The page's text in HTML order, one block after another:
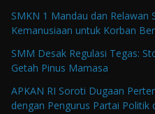
SMKN 1 Mandau dan Relawan
Kemanusiaan untuk Korban
SMM Desak Regulasi Tegas:
Getah Pinus Mamasa
APKAN RI Soroti Dugaan
dengan Pengurus Partai Politik